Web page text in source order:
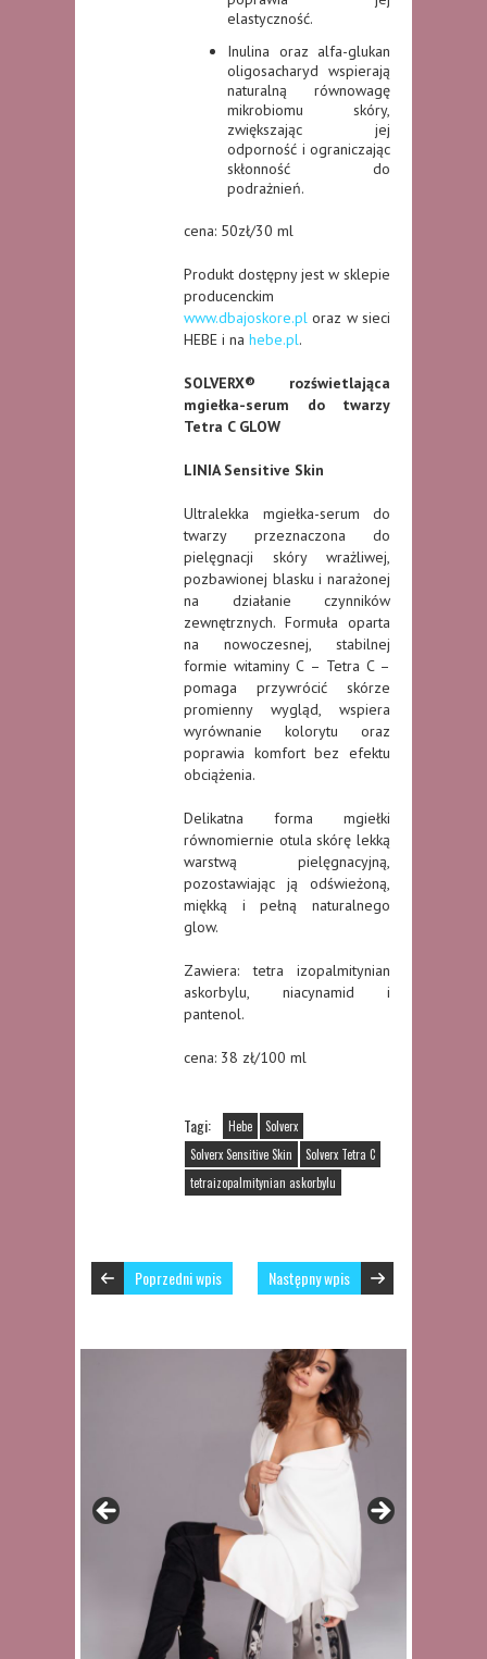
elastyczność.
Inulina oraz alfa-glukan
oligosacharyd wspierają
naturalną równowagę
mikrobiomu skóry,
zwiększając jej
odporność i ograniczając
skłonność do
podrażnień.
cena: 50zł/30 ml
Produkt dostępny jest w sklepie
producenckim
www.dbajoskore.pl oraz w sieci
HEBE i na hebe.pl.
SOLVERX® rozświetlająca
mgiełka-serum do twarzy
Tetra C GLOW
LINIA Sensitive Skin
Ultralekka mgiełka-serum do
twarzy przeznaczona do
pielęgnacji skóry wrażliwej,
pozbawionej blasku i narażonej
na działanie czynników
zewnętrznych. Formuła oparta
na nowoczesnej, stabilnej
formie witaminy C – Tetra C –
pomaga przywrócić skórze
promienny wygląd, wspiera
wyrównanie kolorytu oraz
poprawia komfort bez efektu
obciążenia.
Delikatna forma mgiełki
równomiernie otula skórę lekką
warstwą pielęgnacyjną,
pozostawiając ją odświeżoną,
miękką i pełną naturalnego
glow.
Zawiera: tetra izopalmitynian
askorbylu, niacynamid i
pantenol.
cena: 38 zł/100 ml
Tagi: Hebe
Solverx
Solverx Sensitive Skin
Solverx Tetra C
tetraizopalmitynian askorbylu
Poprzedni wpis Następny wpis